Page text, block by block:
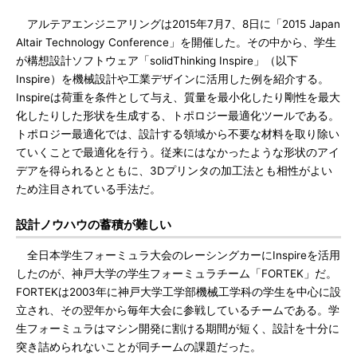
アルテアエンジニアリングは2015年7月7、8日に「2015 Japan
Altair Technology Conference」を開催した。その中から、学生
が構想設計ソフトウェア「solidThinking Inspire」（以下
Inspire）を機械設計や工業デザインに活用した例を紹介する。
Inspireは荷重を条件として与え、質量を最小化したり剛性を最大
化したりした形状を生成する、トポロジー最適化ツールである。
トポロジー最適化では、設計する領域から不要な材料を取り除い
ていくことで最適化を行う。従来にはなかったような形状のアイ
デアを得られるとともに、3Dプリンタの加工法とも相性がよい
ため注目されている手法だ。
設計ノウハウの蓄積が難しい
全日本学生フォーミュラ大会のレーシングカーにInspireを活用
したのが、神戸大学の学生フォーミュラチーム「FORTEK」だ。
FORTEKは2003年に神戸大学工学部機械工学科の学生を中心に設
立され、その翌年から毎年大会に参戦しているチームである。学
生フォーミュラはマシン開発に割ける期間が短く、設計を十分に
突き詰められないことが同チームの課題だった。